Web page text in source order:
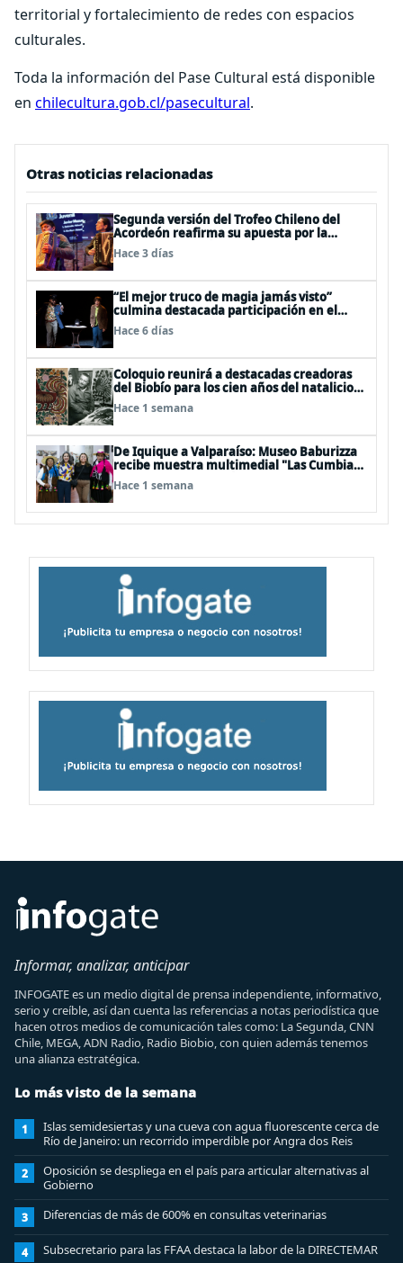
territorial y fortalecimiento de redes con espacios
culturales.
Toda la información del Pase Cultural está disponible
en chilecultura.gob.cl/pasecultural.
Otras noticias relacionadas
Segunda versión del Trofeo Chileno del
Acordeón reafirma su apuesta por la
profesionalización del instrumento en
Chile
Hace 3 días
“El mejor truco de magia jamás visto”
culmina destacada participación en el
Festival Off Avignon 2026
Hace 6 días
Coloquio reunirá a destacadas creadoras
del Biobío para los cien años del natalicio
del artista textil y artesano tomecino
Héctor Herrera “El Pajarero”
Hace 1 semana
De Iquique a Valparaíso: Museo Baburizza
recibe muestra multimedial "Las Cumbias
que escuchamos allá arriba"
Hace 1 semana
Informar, analizar, anticipar
INFOGATE es un medio digital de prensa independiente, informativo,
serio y creíble, así dan cuenta las referencias a notas periodística que
hacen otros medios de comunicación tales como: La Segunda, CNN
Chile, MEGA, ADN Radio, Radio Biobio, con quien además tenemos
una alianza estratégica.
Lo más visto de la semana
1
Islas semidesiertas y una cueva con agua fluorescente cerca de
Río de Janeiro: un recorrido imperdible por Angra dos Reis
2
Oposición se despliega en el país para articular alternativas al
Gobierno
3 Diferencias de más de 600% en consultas veterinarias
4 Subsecretario para las FFAA destaca la labor de la DIRECTEMAR